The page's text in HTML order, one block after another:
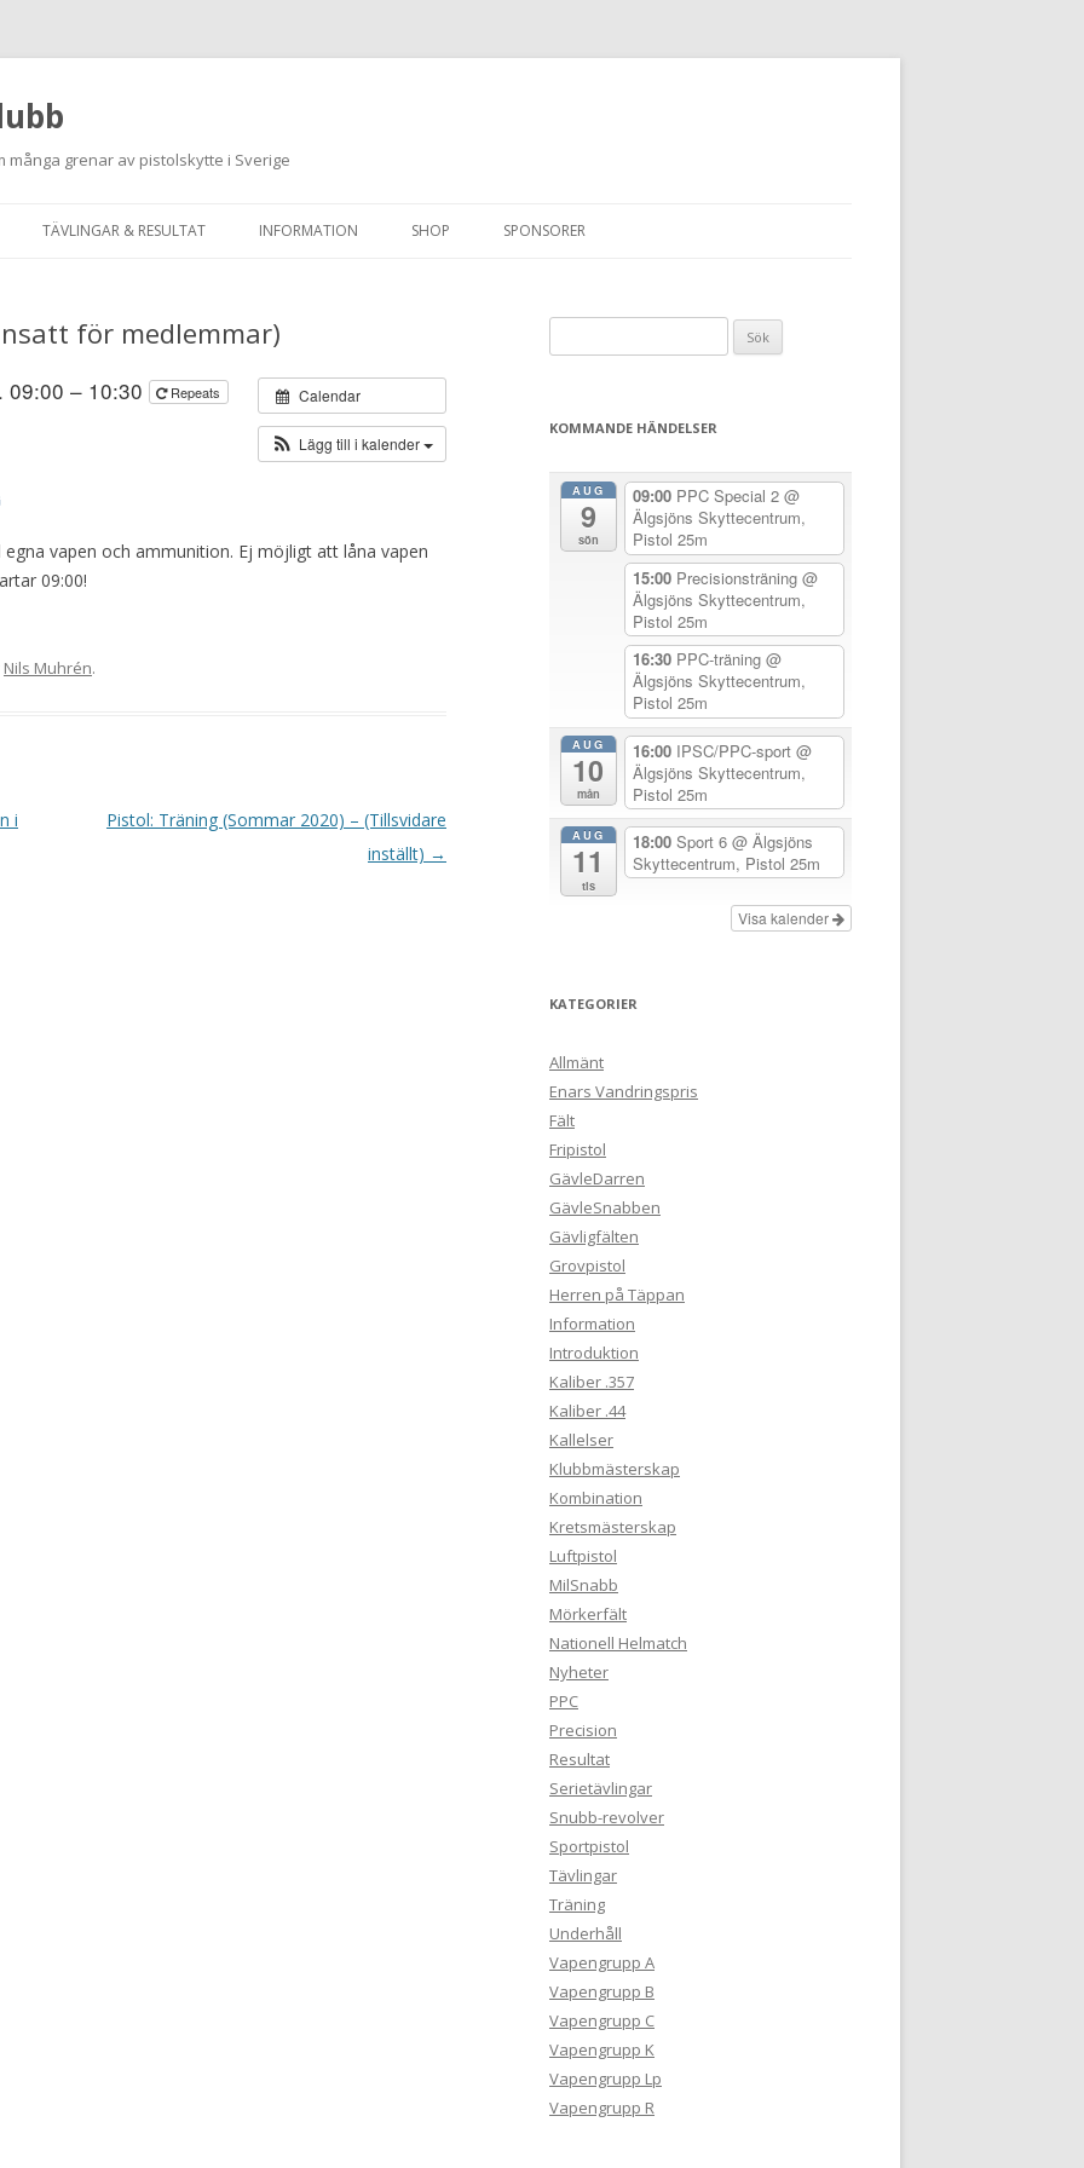
många grenar av pistolskytte i Sverige
till
TÄVLINGAR & RESULTAT
SKJUTPROGRAM 2026
INFORMATION
INTEGRITETSPOLICY
RUTINER FÖR SKJUTLEDARE
FÄLTSKYTTE
VAPENGRUPP K
SHOP SPONSORER
för medlemmar)
Calendar
Lägg till i kalender
09:00 – 10:30 Repeats
vapen och ammunition. Ej möjligt att låna vapen
09:00!
Nils Muhrén.
i
Pistol: Träning (Sommar 2020) – (Tillsvidare
inställt) →
efter:
KOMMANDE HÄNDELSER
AUG
9
sön
09:00 PPC Special 2 @
Älgsjöns Skyttecentrum,
Pistol 25m
15:00 Precisionsträning @
Älgsjöns Skyttecentrum,
Pistol 25m
16:30 PPC-träning @
Älgsjöns Skyttecentrum,
Pistol 25m
AUG
10
mån
16:00 IPSC/PPC-sport @
Älgsjöns Skyttecentrum,
Pistol 25m
AUG
11
tis
18:00 Sport 6 @ Älgsjöns
Skyttecentrum, Pistol 25m
Visa kalender
KATEGORIER
Allmänt
Enars Vandringspris
Fält
Fripistol
GävleDarren
GävleSnabben
Gävligfälten
Grovpistol
Herren på Täppan
Information
Introduktion
Kaliber .357
Kaliber .44
Kallelser
Klubbmästerskap
Kombination
Kretsmästerskap
Luftpistol
MilSnabb
Mörkerfält
Nationell Helmatch
Nyheter
PPC
Precision
Resultat
Serietävlingar
Snubb-revolver
Sportpistol
Tävlingar
Träning
Underhåll
Vapengrupp A
Vapengrupp B
Vapengrupp C
Vapengrupp K
Vapengrupp Lp
Vapengrupp R